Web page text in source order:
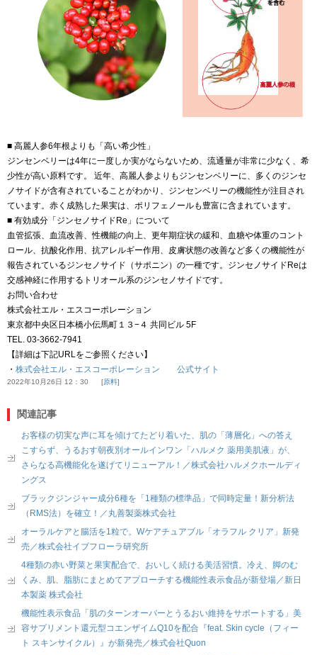
■ 高麗人参6年根よりも「高い希少性」
ジンセンベリーは4年に一度しか実がならないため、流通量が非常に少なく、希
少性が高い原料です。 近年、高麗人参よりもジンセンベリーに、多くのジンセ
ノサイドが含有されていることがわかり、ジンセンベリーの機能性が注目され
ています。赤く成熟した果実は、ポリフェノールも豊富に含まれています。
■ 有効成分「ジンセノサイドRe」について
血管拡張、血流改善、性機能の向上、更年期症状の緩和、血糖や体重のコント
ロール、抗酸化作用、抗アレルギー作用、皮膚状態の改善など多くの機能性が
報告されているジンセノサイド（サポニン）の一種です。ジンセノサイドReは
交感神経に作用するトリオール系のジンセノサイドです。
お問い合わせ
株式会社エル・エスコーポレーション
東京都中央区日本橋小伝馬町１３−４ 共同ビル 5F
TEL. 03-3662-7941
【詳細は下記URLをご参照ください】
・ 株式会社エル・エスコーポレーション 公式サイト
2022年10月26日 12：30 原料
関連記事
お客様の切実な声に耳を傾けてたどり着いた、肌の「薄層化」への答え
こすらず、うるおす朝夜別オールインワン「ハルメク 薬用美肌液」が、
さらなる高機能化を遂げてリニューアル！／株式会社ハルメクホールディ
ングス
ブラックジンジャー成分6種を「1種類の標準品」で同時定量！新分析法
（RMS法）を確立！／丸善製薬株式会社
オーラルケアと腸活を1粒で。Wケアチュアブル「オラフル クリア」新発
売／株式会社イブフローラ研究所
4種類の赤い野菜と果実配合で、おいしく続ける美活習慣。冷え、脚のむ
くみ、肌、脂肪にまとめてアプローチする機能性表示食品が新登場／新日
本製薬 株式会社
機能性表示食品「肌のターンオーバーとうるおい維持をサポートする」美
容サプリメント還元型コエンザイムQ10を配合『feat. Skin cycle（フィー
ト スキンサイクル）』が新発売／株式会社Quon